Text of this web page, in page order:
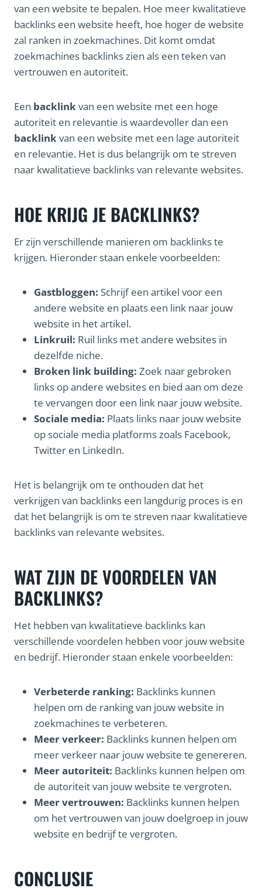
van een website te bepalen. Hoe meer kwalitatieve
backlinks een website heeft, hoe hoger de website
zal ranken in zoekmachines. Dit komt omdat
zoekmachines backlinks zien als een teken van
vertrouwen en autoriteit.
Een backlinkvan een website met een hoge
autoriteit en relevantie is waardevoller dan een
backlinkvan een website met een lage autoriteit
en relevantie. Het is dus belangrijk om te streven
naar kwalitatieve backlinks van relevante websites.
HOE KRIJG JE BACKLINKS?
Er zijn verschillende manieren om backlinks te
krijgen. Hieronder staan enkele voorbeelden:
Gastbloggen: Schrijf een artikel voor een
andere website en plaats een link naar jouw
website in het artikel.
Linkruil: Ruil links met andere websites in
dezelfde niche.
Broken link building: Zoek naar gebroken
links op andere websites en bied aan om deze
te vervangen door een link naar jouw website.
Sociale media: Plaats links naar jouw website
op sociale media platforms zoals Facebook,
Twitter en LinkedIn.
Het is belangrijk om te onthouden dat het
verkrijgen van backlinks een langdurig proces is en
dat het belangrijk is om te streven naar kwalitatieve
backlinks van relevante websites.
WAT ZIJN DE VOORDELEN VAN
BACKLINKS?
Het hebben van kwalitatieve backlinks kan
verschillende voordelen hebben voor jouw website
en bedrijf. Hieronder staan enkele voorbeelden:
Verbeterde ranking: Backlinks kunnen
helpen om de ranking van jouw website in
zoekmachines te verbeteren.
Meer verkeer: Backlinks kunnen helpen om
meer verkeer naar jouw website te genereren.
Meer autoriteit: Backlinks kunnen helpen om
de autoriteit van jouw website te vergroten.
Meer vertrouwen: Backlinks kunnen helpen
om het vertrouwen van jouw doelgroep in jouw
website en bedrijf te vergroten.
CONCLUSIE